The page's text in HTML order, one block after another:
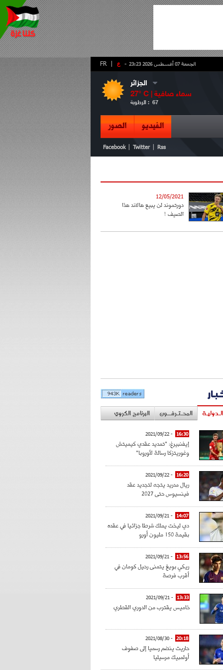
- ع FR الجمعة 07 أغسطس 2026 23:23
الجزائر
27° C | سماء صافية
الرطوبة : 67
الفيديو الصور
Facebook Twitter Rss
12/05/2021
دورتموند لن يبيع هالاند هذا
الصيف !
المحـتـرفــون البرنامج الكروي
16:30
- 2021/09/22
إيفنبيرغ: "تمديد عقدي كيميتش
وغوريتزكا رسالة لأوروبا"
16:20
- 2021/09/22
ريال مدريد يتجه لتجديد عقد
فينسيوس حتى 2027
14:07
- 2021/09/21
دي ليخت يملك شرطا جزائيا في عقده
بقيمة 150 مليون أورو
13:56
- 2021/09/21
ريكي بويغ يتمنى رحيل كومان في
أقرب فرصة
13:33
- 2021/09/21
خاميس يقترب من الدوري القطري
20:18
- 2021/08/30
حاريث ينضم رسميا إلى صفوف
أولمبيك مرسيليا